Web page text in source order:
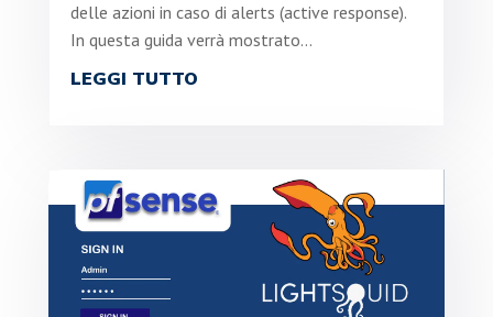
delle azioni in caso di alerts (active response).
In questa guida verrà mostrato...
LEGGI TUTTO